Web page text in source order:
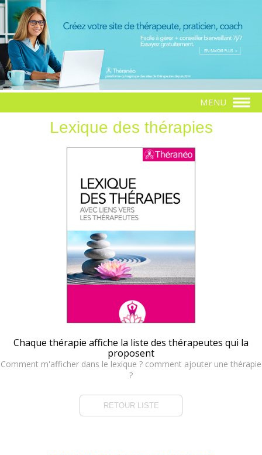
MENU
Lexique des thérapies
Chaque thérapie affiche la liste des thérapeutes qui la
proposent
Comment m'afficher dans le lexique ? comment ajouter une thérapie
?
RETOUR LISTE